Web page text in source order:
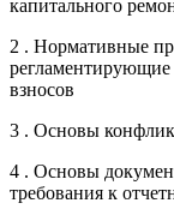
капитального
2 . Нормативные
регламентирующие
взносов
3 . Основы
4 . Основы
требования к